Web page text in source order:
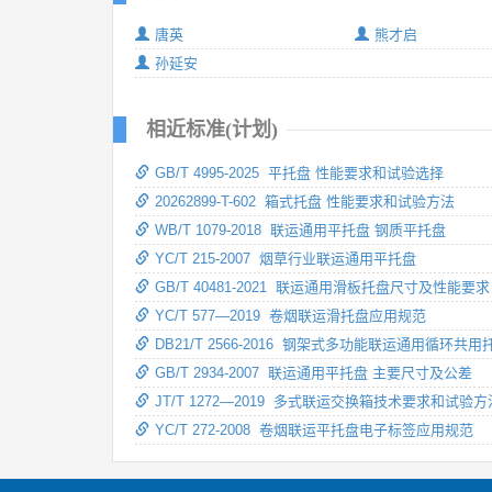
唐英
熊才启
孙延安
相近标准(计划)
GB/T 4995-2025 平托盘 性能要求和试验选择
20262899-T-602 箱式托盘 性能要求和试验方法
WB/T 1079-2018 联运通用平托盘 钢质平托盘
YC/T 215-2007 烟草行业联运通用平托盘
GB/T 40481-2021 联运通用滑板托盘尺寸及性能要求
YC/T 577—2019 卷烟联运滑托盘应用规范
DB21/T 2566-2016 钢架式多功能联运通用循环共用
GB/T 2934-2007 联运通用平托盘 主要尺寸及公差
JT/T 1272—2019 多式联运交换箱技术要求和试验方
YC/T 272-2008 卷烟联运平托盘电子标签应用规范